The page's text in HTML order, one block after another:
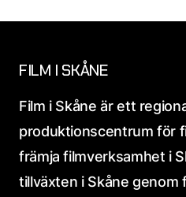
FILM I SKÅNE
Film i Skåne är ett
produktionscentrum för
främja filmverksamhet i
tillväxten i Skåne genom